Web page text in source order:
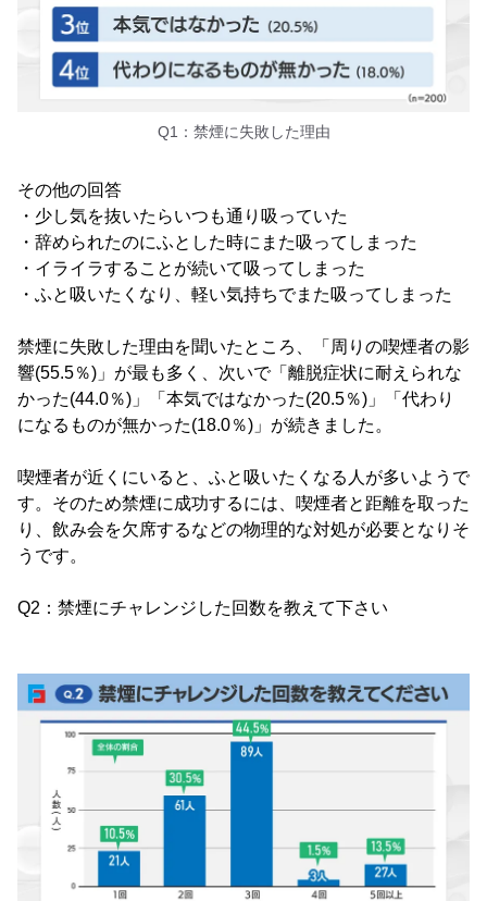
Q1：禁煙に失敗した理由
その他の回答
・少し気を抜いたらいつも通り吸っていた
・辞められたのにふとした時にまた吸ってしまった
・イライラすることが続いて吸ってしまった
・ふと吸いたくなり、軽い気持ちでまた吸ってしまった
禁煙に失敗した理由を聞いたところ、「周りの喫煙者の影
響(55.5％)」が最も多く、次いで「離脱症状に耐えられな
かった(44.0％)」「本気ではなかった(20.5％)」「代わり
になるものが無かった(18.0％)」が続きました。
喫煙者が近くにいると、ふと吸いたくなる人が多いようで
す。そのため禁煙に成功するには、喫煙者と距離を取った
り、飲み会を欠席するなどの物理的な対処が必要となりそ
うです。
Q2：禁煙にチャレンジした回数を教えて下さい